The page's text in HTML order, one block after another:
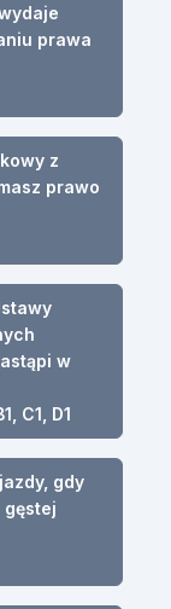
prawa
z
prawo
w
C1, D1
gdy
gęstej